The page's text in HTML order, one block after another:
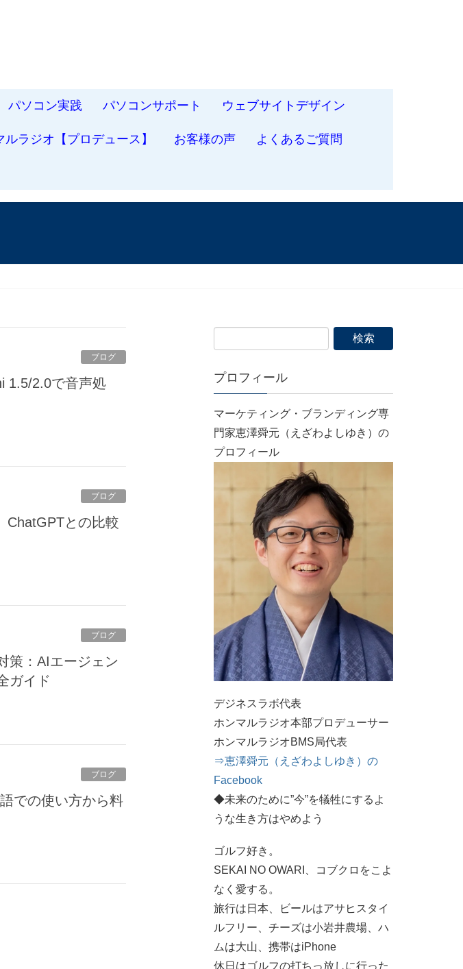
パソコン実践 パソコンサポート ウェブサイトデザイン
ルラジオ【プロデュース】 お客様の声 よくあるご質問
ブログ
ブログ
ブログ
ガイド
ブログ
プロフィール
マーケティング・ブランディング専
門家恵澤舜元（えざわよしゆき）の
プロフィール
デジネスラボ代表
ホンマルラジオ本部プロデューサー
ホンマルラジオBMS局代表
⇒恵澤舜元（えざわよしゆき）の
Facebook
◆未来のために”今”を犠牲にするよ
うな生き方はやめよう
ゴルフ好き。
SEKAI NO OWARI、コブクロをこよ
なく愛する。
旅行は日本、ビールはアサヒスタイ
ルフリー、チーズは小岩井農場、ハ
ムは大山、携帯はiPhone
休日はゴルフの打ちっ放しに行った